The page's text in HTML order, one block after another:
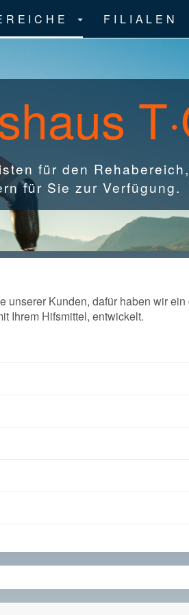
FILIALEN
für den
für Sie zur Verfügung.
Kunden, dafür haben wir
Ihrem Hifsmittel, entwickelt.